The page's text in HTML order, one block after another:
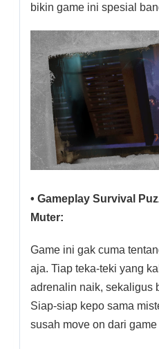
bikin game ini spesial
• Gameplay Survival
Muter:
Game ini gak cuma
aja. Tiap teka-teki yang
adrenalin naik, sekaligus
Siap-siap kepo sama
susah move on dari game